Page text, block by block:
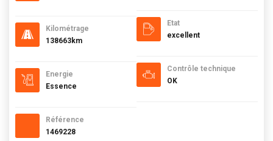
Kilométrage
138663km
Energie
Essence
Référence
1469228
Etat
excellent
Contrôle technique
OK